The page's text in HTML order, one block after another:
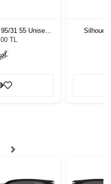
31 55 Unisex
TL